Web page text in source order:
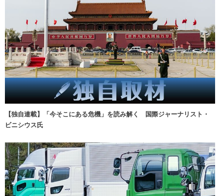
【独自連載】「今そこにある危機」を読み解く 国際ジャーナリスト・
ビニシウス氏